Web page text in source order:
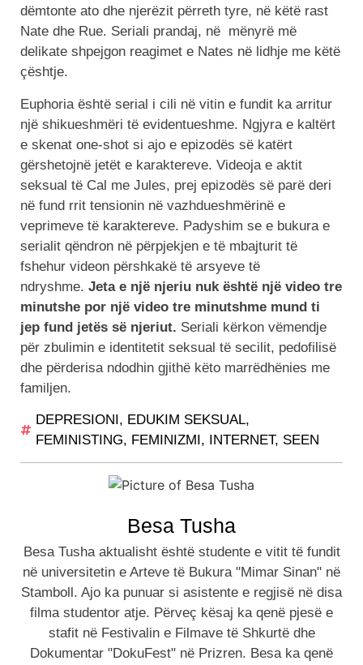
dëmtonte ato dhe njerëzit përreth tyre, në këtë rast
Nate dhe Rue. Seriali prandaj, në mënyrë më
delikate shpejgon reagimet e Nates në lidhje me këtë
çështje.
Euphoria është serial i cili në vitin e fundit ka arritur
një shikueshmëri të evidentueshme. Ngjyra e kaltërt
e skenat one-shot si ajo e epizodës së katërt
gërshetojnë jetët e karaktereve. Videoja e aktit
seksual të Cal me Jules, prej epizodës së parë deri
në fund rrit tensionin në vazhdueshmërinë e
veprimeve të karaktereve. Padyshim se e bukura e
serialit qëndron në përpjekjen e të mbajturit të
fshehur videon përshkakë të arsyeve të
ndryshme. Jeta e një njeriu nuk është një video tre
minutshe por një video tre minutshme mund ti
jep fund jetës së njeriut. Seriali kërkon vëmendje
për zbulimin e identitetit seksual të secilit, pedofilisë
dhe përderisa ndodhin gjithë këto marrëdhënies me
familjen.
DEPRESIONI, EDUKIM SEKSUAL,
FEMINISTING, FEMINIZMI, INTERNET, SEEN
Besa Tusha
Besa Tusha aktualisht është studente e vitit të fundit
në universitetin e Arteve të Bukura "Mimar Sinan" në
Stamboll. Ajo ka punuar si asistente e regjisë në disa
filma studentor atje. Përveç kësaj ka qenë pjesë e
stafit në Festivalin e Filmave të Shkurtë dhe
Dokumentar "DokuFest" në Prizren. Besa ka qenë